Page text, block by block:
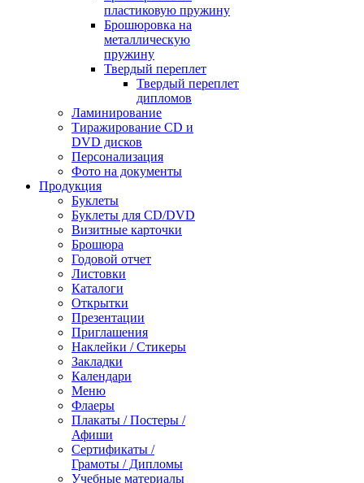
пластиковую пружину
Брошюровка на
металлическую
пружину
Твердый переплет
Твердый переплет
дипломов
Ламинирование
Тиражирование CD и
DVD дисков
Персонализация
Фото на документы
Продукция
Буклеты
Буклеты для CD/DVD
Визитные карточки
Брошюра
Годовой отчет
Листовки
Каталоги
Открытки
Презентации
Приглашения
Наклейки / Стикеры
Закладки
Календари
Меню
Флаеры
Плакаты / Постеры /
Афиши
Сертификаты /
Грамоты / Дипломы
Учебные материалы